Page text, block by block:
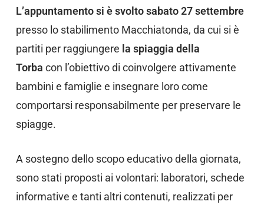
L’appuntamento si è svolto sabato 27 settembre
presso lo stabilimento Macchiatonda, da cui si è
partiti per raggiungere la spiaggia della
Torba con l’obiettivo di coinvolgere attivamente
bambini e famiglie e insegnare loro come
comportarsi responsabilmente per preservare le
spiagge.
A sostegno dello scopo educativo della giornata,
sono stati proposti ai volontari: laboratori, schede
informative e tanti altri contenuti, realizzati per